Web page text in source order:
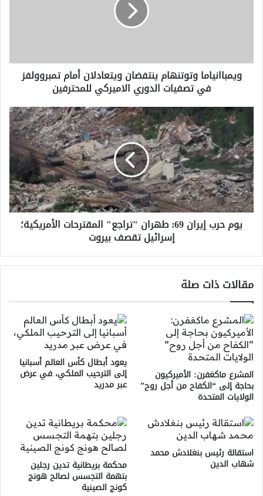
الدوري
الاميركي
للمحترفين
ويمباانياما وتوتنهام ينتفضان ويتعادلان أمام تمبروولفز
في تصفيات الدوري الاميركي للمحترفين
يوم
حرب
إيران
69:
طهران
"تراجع"
المقترحات
الأمريكية؛
إسرائيل
تقصف
يوم حرب إيران 69: طهران "تراجع" المقترحات الأمريكية؛
إسرائيل تقصف بيروت
مقالات ذات صلة
المشرع ماكغفرن: الأميركيون
بحاجة إلى “الكفاح من أجل روح”
الولايات المتحدة
يعود أبطال كأس العالم أسبانيا
إلى الترحيب الملكي، في عرض
عبر مدريد
استقالة رئيس بنغلادش محمد
شهاب الدين محكمة بريطانية تدين رجلين
بتهمة التجسس لصالح هونج
كونج الصينية